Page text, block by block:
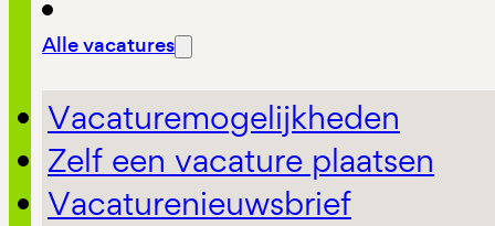
Alle vacatures
Vacaturemogelijkheden
Zelf een vacature plaatsen
Vacaturenieuwsbrief